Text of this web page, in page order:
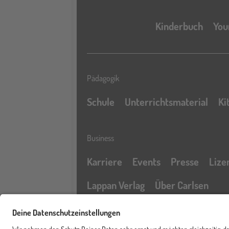
Profil
Kinderbuch
Pädagogik
Schule Unterrichtsmaterial
Business
Karriere Events Presse
Lappan Verlag
Über Carlsen